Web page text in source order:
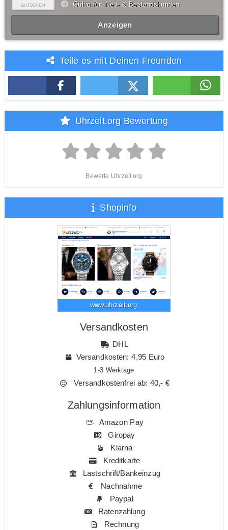
GUTSCHEIN
Gültig für: Neu- & Bestandskunden
Anzeigen
Teile es mit Deinen Freunden
Uhrzeit.org Bewertung
Bewerte Uhrzeit.org
Shopinfo
www.uhrzeit.org
Versandkosten
DHL
Versandkosten: 4,95 Euro
1-3 Werktage
Versandkostenfrei ab: 40,- €
Zahlungsinformation
Amazon Pay
Giropay
Klarna
Kreditkarte
Lastschrift/Bankeinzug
Nachnahme
Paypal
Ratenzahlung
Rechnung